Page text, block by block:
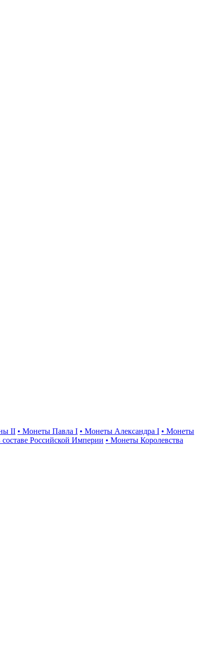
II • Монеты Павла I • Монеты Александра I • Монеты
Российской Империи • Монеты Королевства